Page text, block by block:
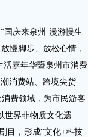
国庆来泉州·漫游慢生
慢脚步、放松心情，
活嘉年华暨泉州市消费
消费站、跨境尖货
费领域，为市民游客
世界非物质文化遗
目，形成“文化+科技